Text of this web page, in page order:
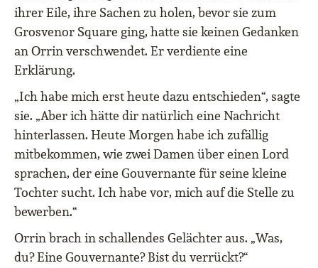
ihrer Eile, ihre Sachen zu holen, bevor sie zum
Grosvenor Square ging, hatte sie keinen Gedanken
an Orrin verschwendet. Er verdiente eine
Erklärung.
„Ich habe mich erst heute dazu entschieden“, sagte
sie. „Aber ich hätte dir natürlich eine Nachricht
hinterlassen. Heute Morgen habe ich zufällig
mitbekommen, wie zwei Damen über einen Lord
sprachen, der eine Gouvernante für seine kleine
Tochter sucht. Ich habe vor, mich auf die Stelle zu
bewerben.“
Orrin brach in schallendes Gelächter aus. „Was,
du? Eine Gouvernante? Bist du verrückt?“